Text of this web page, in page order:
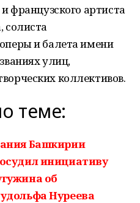
французского артиста
солиста
и балета имени
улиц,
коллективов.
теме:
Башкирии
инициативу
об
Нуреева